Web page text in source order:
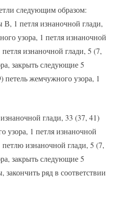
следующим образом:
В, 1 петля изнаночной глади,
узора, 1 петля изнаночной
изнаночной глади, 5 (7,
закрыть следующие 5
петель жемчужного узора, 1
глади, 33 (37, 41)
узора, 1 петля изнаночной
изнаночной глади, 5 (7,
закрыть следующие 5
ряд в соответствии